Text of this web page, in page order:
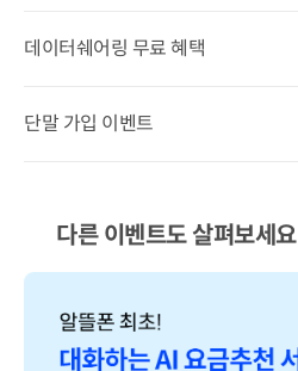
데이터쉐어링 무료 혜택
데이터쉐어링 무료 혜택 상세열기
단말 가입 이벤트
단말 가입 이벤트 상세열기
다른 이벤트도 살펴보세요